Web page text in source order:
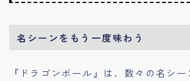
名シーンをもう一度味わう
『ドラゴンボール』は、数々の名シ